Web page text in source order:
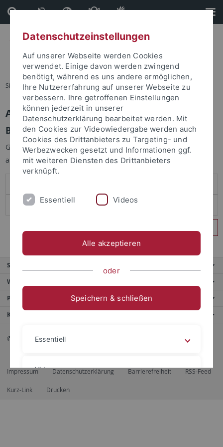
Direkt
zum
Inhalt
Direkt
zur
Fußleiste
Sie sind hier: Startseite
Anmelden
Benutzeranmeldung
Geben Sie Ihren Benutzernamen und Ihr Passwort an um sich
anzumelden:
Service
Weitere Angebote
Portale
Kontaktinfo
© 2026 Eberhard Karls Universität Tübingen, Tübingen
Impressum Datenschutzerklärung Barrierefreiheit RSS-Feed
Kurz-Link Drucken
Datenschutzeinstellungen
Auf unserer Webseite werden Cookies
verwendet. Einige davon werden zwingend
benötigt, während es uns andere ermöglichen,
Ihre Nutzererfahrung auf unserer Webseite zu
verbessern. Ihre getroffenen Einstellungen
können jederzeit in unserer
Datenschutzerklärung bearbeitet werden. Mit
den Cookies zur Videowiedergabe werden auch
Cookies des Drittanbieters zu Targeting- und
Werbezwecken gesetzt und Informationen ggf.
mit weiteren Diensten des Drittanbieters
verknüpft.
Essentiell Videos
Alle akzeptieren
oder
Speichern & schließen
Essentiell
Videos